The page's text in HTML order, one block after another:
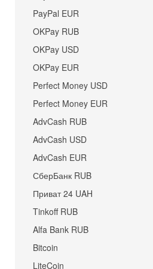
PayPal EUR
OKPay RUB
OKPay USD
OKPay EUR
Perfect Money USD
Perfect Money EUR
AdvCash RUB
AdvCash USD
AdvCash EUR
СберБанк RUB
Приват 24 UAH
Tinkoff RUB
Alfa Bank RUB
Bitcoin
LiteCoin